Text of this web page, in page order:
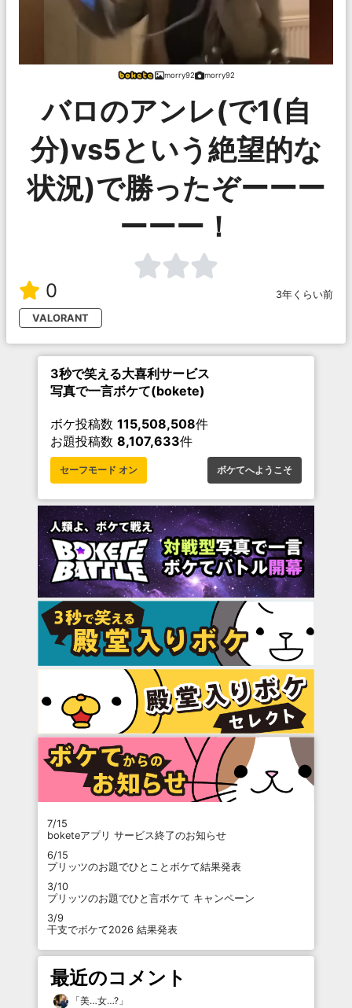
morry92 morry92
バロのアンレ(で1(自
分)vs5という絶望的な
状況)で勝ったぞーーー
ーーー！
0
3年くらい前
VALORANT
3秒で笑える大喜利サービス
写真で一言ボケて(bokete)
ボケ投稿数 115,508,508件
お題投稿数 8,107,633件
セーフモード オン ボケてへようこそ
7/15
boketeアプリ サービス終了のお知らせ
6/15
プリッツのお題でひとことボケて結果発表
3/10
プリッツのお題でひと言ボケて キャンペーン
3/9
干支でボケて2026 結果発表
最近のコメント
「美…女…? 」